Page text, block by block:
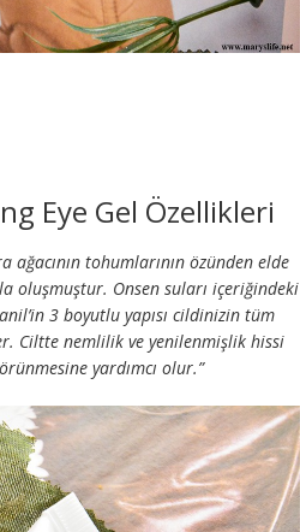
Eye Gel Özellikleri
tohumlarının özünden elde
oluşmuştur. Onsen suları içeriğindeki
3 boyutlu yapısı cildinizin tüm
Ciltte nemlilik ve yenilenmişlik hissi
yardımcı olur.”